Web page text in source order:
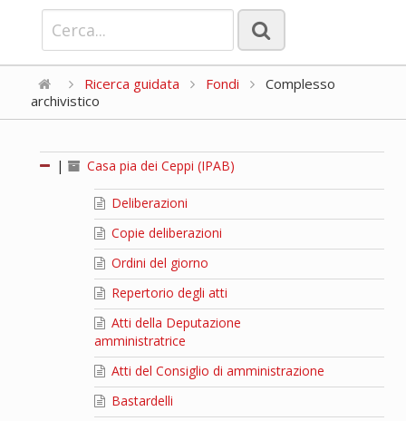
Ricerca guidata Fondi
Complesso
archivistico
| Casa pia dei Ceppi (IPAB)
Deliberazioni
Copie deliberazioni
Ordini del giorno
Repertorio degli atti
Atti della Deputazione
amministratrice
Atti del Consiglio di amministrazione
Bastardelli